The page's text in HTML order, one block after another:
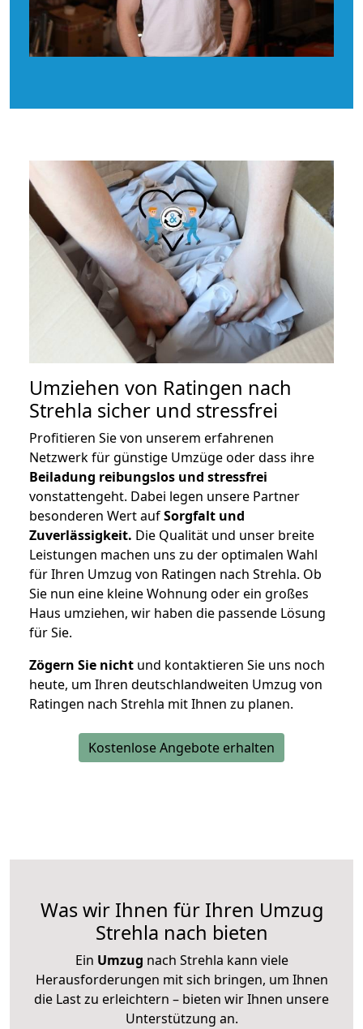
Umziehen von Ratingen nach
Strehla sicher und stressfrei
Profitieren Sie von unserem erfahrenen
Netzwerk für günstige Umzüge oder dass ihre
Beiladung reibungslos und stressfrei
vonstattengeht. Dabei legen unsere Partner
besonderen Wert aufSorgfalt und
Zuverlässigkeit. Die Qualität und unser breite
Leistungen machen uns zu der optimalen Wahl
für Ihren Umzug von Ratingen nach Strehla. Ob
Sie nun eine kleine Wohnung oder ein großes
Haus umziehen, wir haben die passende Lösung
für Sie.
Zögern Sie nicht und kontaktieren Sie uns noch
heute, um Ihren deutschlandweiten Umzug von
Ratingen nach Strehla mit Ihnen zu planen.
Kostenlose Angebote erhalten
Was wir Ihnen für Ihren Umzug
Strehla nach bieten
Ein Umzug nach Strehla kann viele
Herausforderungen mit sich bringen, um Ihnen
die Last zu erleichtern – bieten wir Ihnen unsere
Unterstützung an.